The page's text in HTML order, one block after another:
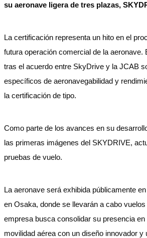
su aeronave ligera de tres plazas,
La certificación representa un hito en el
futura operación comercial de la aeronave.
tras el acuerdo entre SkyDrive y la JCAB
específicos de aeronavegabilidad y
la certificación de tipo.
Como parte de los avances en su
las primeras imágenes del SKYDRIVE,
pruebas de vuelo.
La aeronave será exhibida públicamente
en Osaka, donde se llevarán a cabo
empresa busca consolidar su presencia
movilidad aérea con un diseño innovador y